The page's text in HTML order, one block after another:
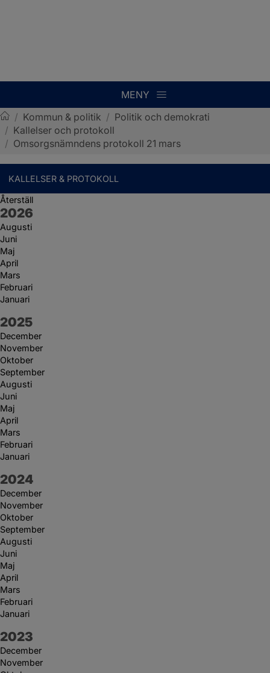
MENY
Sotenäs kommun
/ Kommun & politik / Politik och demokrati
/ Kallelser och protokoll
/ Omsorgsnämndens protokoll 21 mars
KALLELSER & PROTOKOLL
Återställ
År:
2026
Augusti
Juni
Maj
April
Mars
Februari
Januari
År:
2025
December
November
Oktober
September
Augusti
Juni
Maj
April
Mars
Februari
Januari
År:
2024
December
November
Oktober
September
Augusti
Juni
Maj
April
Mars
Februari
Januari
År:
2023
December
November